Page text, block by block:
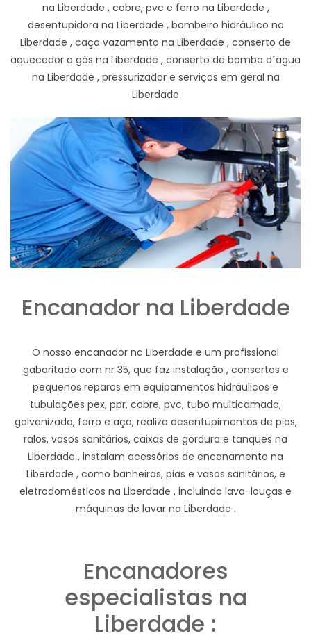
na Liberdade , cobre, pvc e ferro na Liberdade ,
desentupidora na Liberdade , bombeiro hidráulico na
Liberdade , caça vazamento na Liberdade , conserto de
aquecedor a gás na Liberdade , conserto de bomba d´agua
na Liberdade , pressurizador e serviços em geral na
Liberdade
Encanador na Liberdade
O nosso encanador na Liberdade e um profissional
gabaritado com nr 35, que faz instalação , consertos e
pequenos reparos em equipamentos hidráulicos e
tubulações pex, ppr, cobre, pvc, tubo multicamada,
galvanizado, ferro e aço, realiza desentupimentos de pias,
ralos, vasos sanitários, caixas de gordura e tanques na
Liberdade , instalam acessórios de encanamento na
Liberdade , como banheiras, pias e vasos sanitários, e
eletrodomésticos na Liberdade , incluindo lava-louças e
máquinas de lavar na Liberdade .
Encanadores
especialistas na
Liberdade :